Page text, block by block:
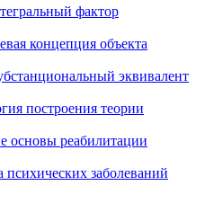
фактор
концепция объекта
эквивалент
построения теории
основы реабилитации
заболеваний